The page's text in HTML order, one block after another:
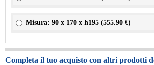
Misura: 90 x 170 x h195 (555.90 €)
Completa il tuo acquisto con altri prodotti